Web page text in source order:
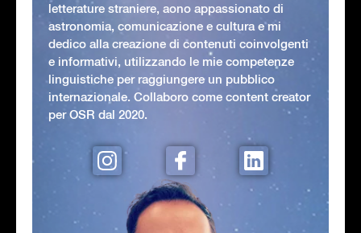
letterature straniere, aono appassionato di
astronomia, comunicazione e cultura e mi
dedico alla creazione di contenuti coinvolgenti
e informativi, utilizzando le mie competenze
linguistiche per raggiungere un pubblico
internazionale. Collaboro come content creator
per OSR dal 2020.